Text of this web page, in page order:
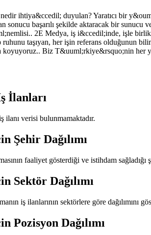
ihtiya&ccedil; duyulan? Yaratıcı bir
sonucu başarılı şekilde aktaracak bir
2E Medya, iş i&ccedil;inde, işle
taşıyan, her işin referans olduğunun
koyuyoruz.. Biz T&uuml;rkiye&rsquo;nin
İlanları
ilanı verisi bulunmamaktadır.
Şehir Dağılımı
faaliyet gösterdiği ve istihdam sağladığı
Sektör Dağılımı
iş ilanlarının sektörlere göre dağılımını
Pozisyon Dağılımı